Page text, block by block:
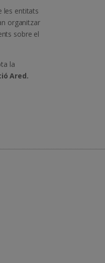
les entitats
organitzar
sobre el
la
Ared.